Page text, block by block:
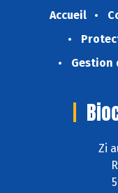
Accueil
Gestion
Zi